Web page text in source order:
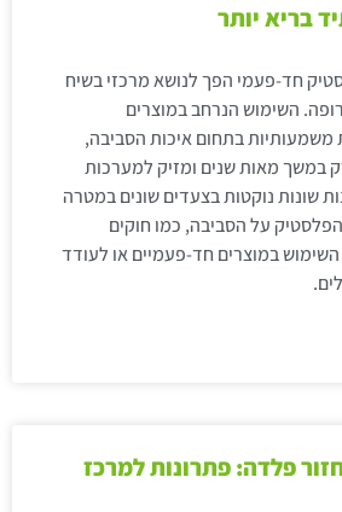
בריא יותר
חד-פעמי הפך לנושא מרכזי בשיח
השימוש הנרחב במוצרים
משמעותיות בתחום איכות הסביבה,
במשך מאות שנים ומזיק למערכות
שונות נוקטות בצעדים שונים במטרה
על הסביבה, כמו חוקים
במוצרים חד-פעמיים או לעודד
פלדה: פתרונות למרכז